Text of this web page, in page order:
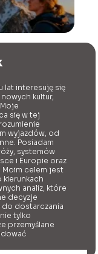
lat interesuję się
kultur,
się w tej
wyjazdów, od
Posiadam
systemów
i Europie oraz
celem jest
kierunkach
analiz, które
decyzje
do dostarczania
tylko
przemyślane